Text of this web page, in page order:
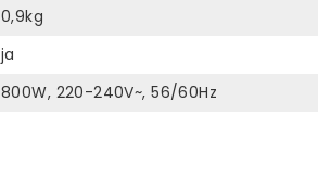
0,9kg
ja
800W, 220-240V~, 56/60Hz